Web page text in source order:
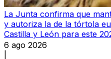
La Junta confirma que
y autoriza la de la tórtola
Castilla y León para este
6 ago 2026